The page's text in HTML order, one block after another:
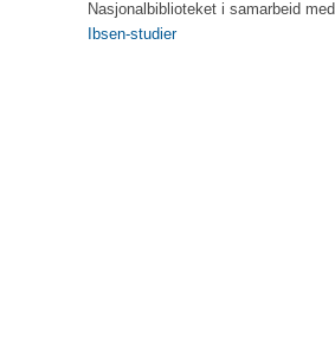
Nasjonalbiblioteket i samarbeid med
Ibsen-studier